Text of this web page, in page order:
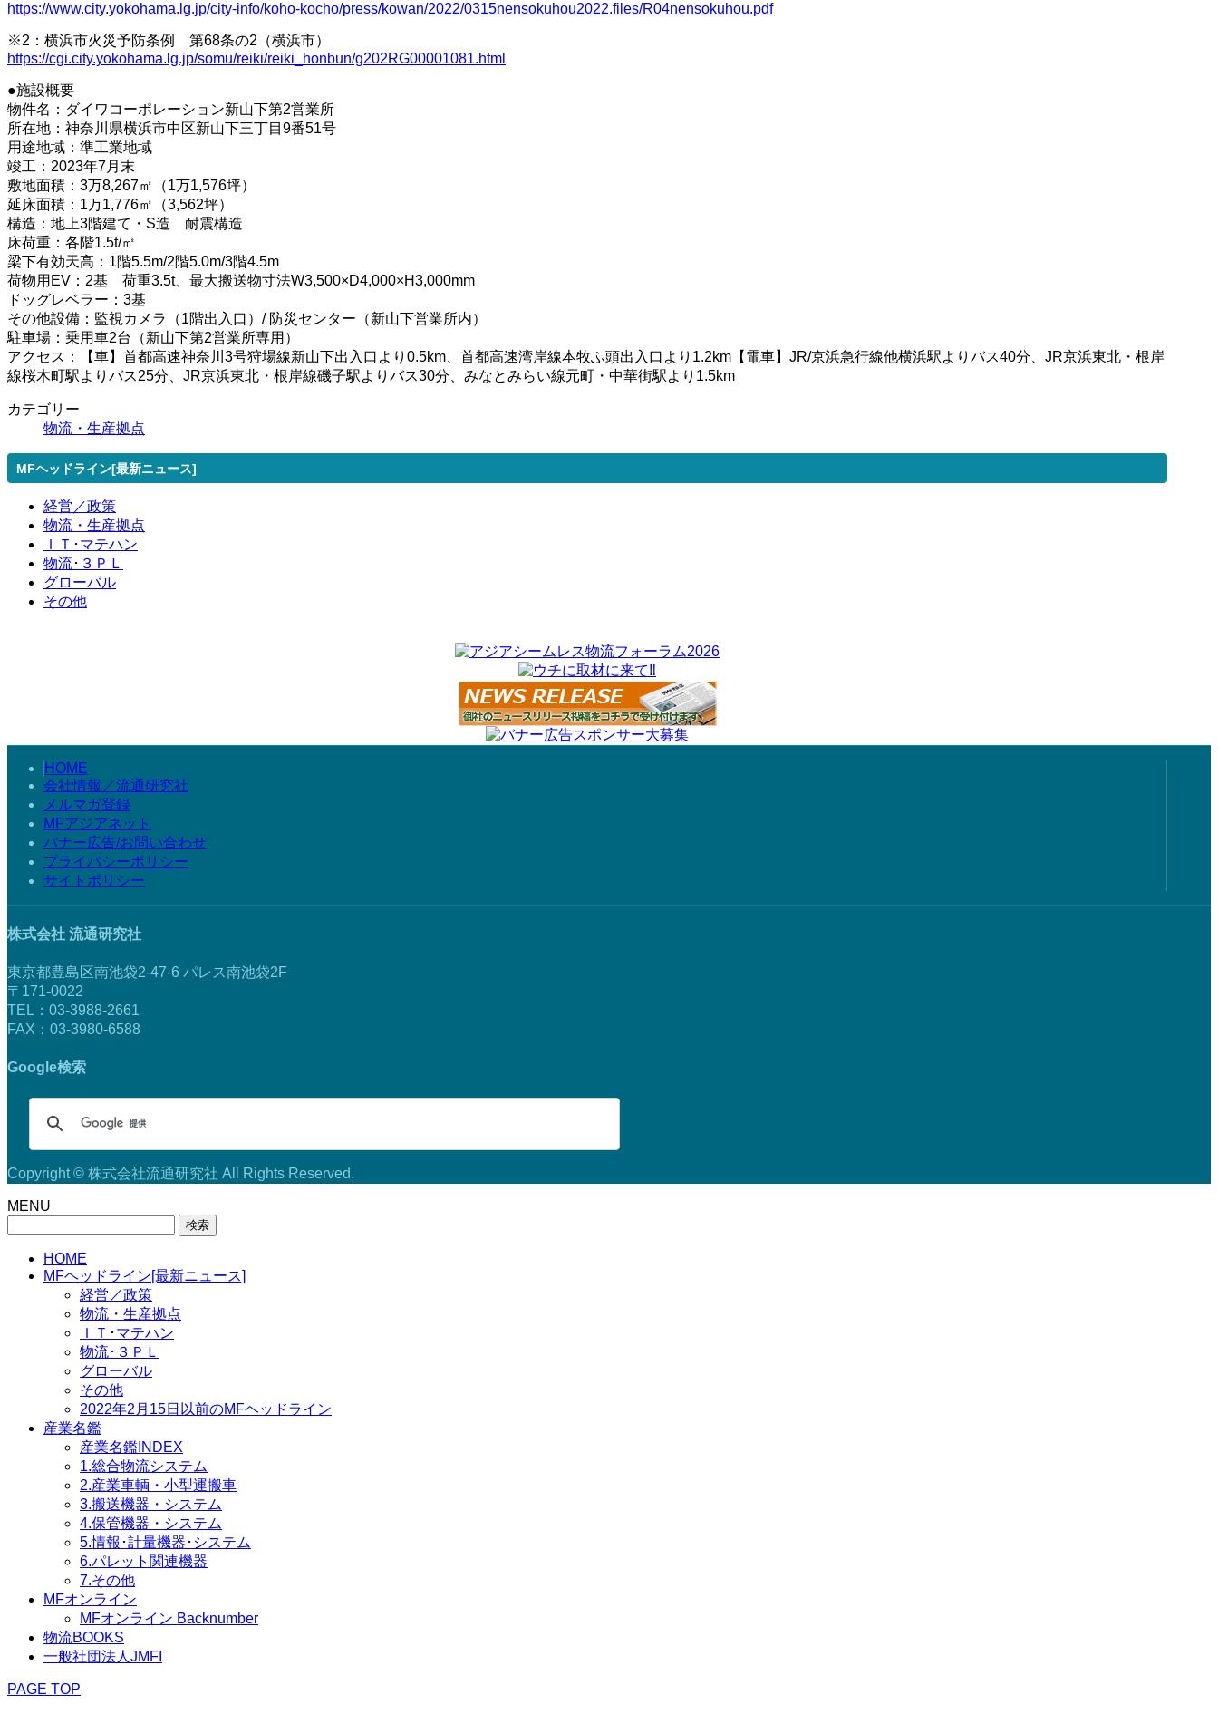
https://www.city.yokohama.lg.jp/city-info/koho-kocho/press/kowan/2022/0315nensokuhou2022.files/R04nensokuhou.pdf
※2：横浜市火災予防条例 第68条の2（横浜市）
https://cgi.city.yokohama.lg.jp/somu/reiki/reiki_honbun/g202RG00001081.html
●施設概要
物件名：ダイワコーポレーション新山下第2営業所
所在地：神奈川県横浜市中区新山下三丁目9番51号
用途地域：準工業地域
竣工：2023年7月末
敷地面積：3万8,267㎡（1万1,576坪）
延床面積：1万1,776㎡（3,562坪）
構造：地上3階建て・S造 耐震構造
床荷重：各階1.5t/㎡
梁下有効天高：1階5.5m/2階5.0m/3階4.5m
荷物用EV：2基 荷重3.5t、最大搬送物寸法W3,500×D4,000×H3,000mm
ドッグレベラー：3基
その他設備：監視カメラ（1階出入口）/ 防災センター（新山下営業所内）
駐車場：乗用車2台（新山下第2営業所専用）
アクセス：【車】首都高速神奈川3号狩場線新山下出入口より0.5km、首都高速湾岸線本牧ふ頭出入口より1.2km【電車】JR/京浜急行線他横浜駅よりバス40分、JR京浜東北・根岸
線桜木町駅よりバス25分、JR京浜東北・根岸線磯子駅よりバス30分、みなとみらい線元町・中華街駅より1.5km
カテゴリー
物流・生産拠点
MFヘッドライン[最新ニュース]
経営／政策
物流・生産拠点
ＩＴ･マテハン
物流･３ＰＬ
グローバル
その他
HOME
会社情報／流通研究社
メルマガ登録
MFアジアネット
バナー広告/お問い合わせ
プライバシーポリシー
サイトポリシー
株式会社 流通研究社
東京都豊島区南池袋2-47-6 パレス南池袋2F
〒171-0022
TEL：03-3988-2661
FAX：03-3980-6588
Google検索
Copyright © 株式会社流通研究社 All Rights Reserved.
MENU
HOME
MFヘッドライン[最新ニュース]
経営／政策
物流・生産拠点
ＩＴ･マテハン
物流･３ＰＬ
グローバル
その他
2022年2月15日以前のMFヘッドライン
産業名鑑
産業名鑑INDEX
1.総合物流システム
2.産業車輌・小型運搬車
3.搬送機器・システム
4.保管機器・システム
5.情報･計量機器･システム
6.パレット関連機器
7.その他
MFオンライン
MFオンライン Backnumber
物流BOOKS
一般社団法人JMFI
PAGE TOP